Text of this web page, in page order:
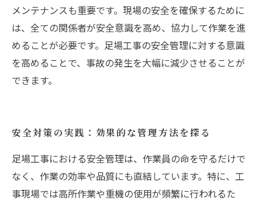
メンテナンスも重要です。現場の安全を確保するために
は、全ての関係者が安全意識を高め、協力して作業を進
めることが必要です。足場工事の安全管理に対する意識
を高めることで、事故の発生を大幅に減少させることが
できます。
安全対策の実践：効果的な管理方法を探る
足場工事における安全管理は、作業員の命を守るだけで
なく、作業の効率や品質にも直結しています。特に、工
事現場では高所作業や重機の使用が頻繁に行われるた